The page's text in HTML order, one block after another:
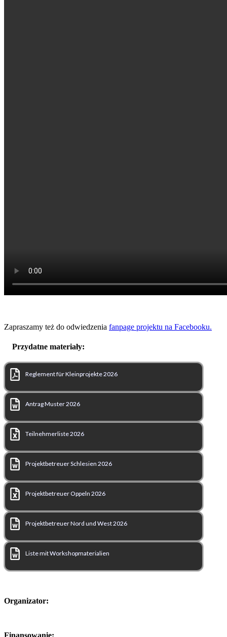
Zapraszamy też do odwiedzenia fanpage projektu na Facebooku.
Przydatne materiały:
Reglement für Kleinprojekte 2026
Antrag Muster 2026
Teilnehmerliste 2026
Projektbetreuer Schlesien 2026
Projektbetreuer Oppeln 2026
Projektbetreuer Nord und West 2026
Liste mit Workshopmaterialien
Organizator: